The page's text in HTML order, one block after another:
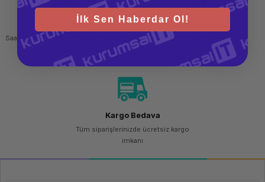
Hızlı Gönderi
Saat 15.00'a kadar yapılan siparişlerde
Güvenli Alışveriş
256 bit SSL sertifikası
Kargo Bedava
Tüm siparişlerinizde ücretsiz kargo
imkanı
İlk Sen Haberdar Ol!